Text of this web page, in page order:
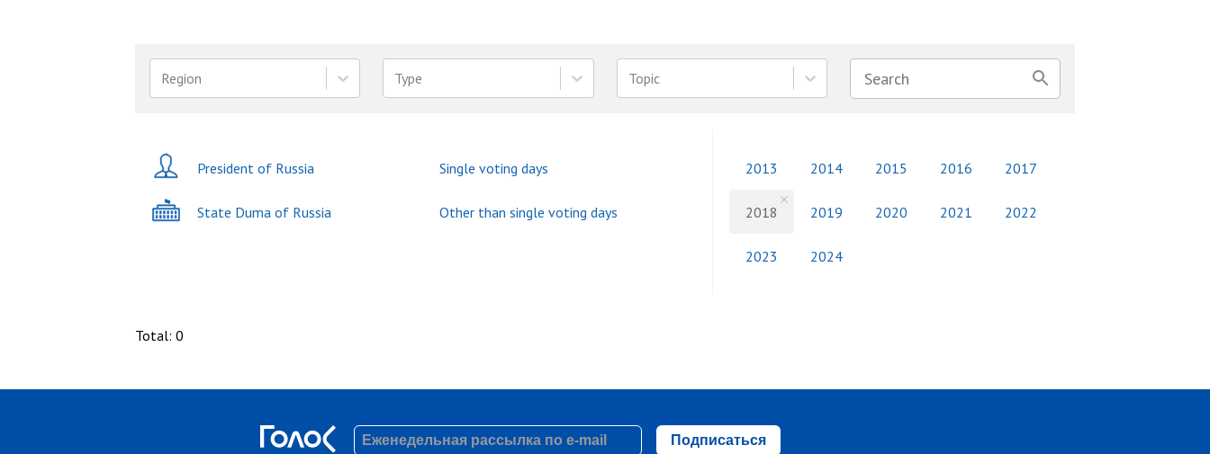
Region Type Topic
President of Russia
State Duma of Russia
Single voting days
Other than single voting days
2013 2014 2015 2016 2017
2018 2019 2020 2021 2022
2023 2024
Total: 0
Подписаться